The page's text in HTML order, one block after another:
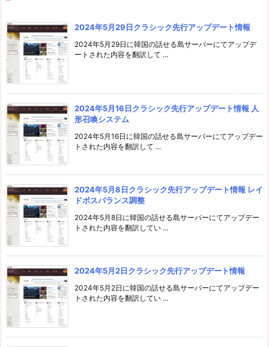
2024年5月29日クラシック先行アップデート情報
2024年5月29日に韓国の話せる島サーバーにてアップデ
ートされた内容を翻訳して ...
2024年5月16日クラシック先行アップデート情報 人
形召喚システム
2024年5月16日に韓国の話せる島サーバーにてアップデー
トされた内容を翻訳して ...
2024年5月8日クラシック先行アップデート情報 レイ
ドボスバランス調整
2024年5月8日に韓国の話せる島サーバーにてアップデー
トされた内容を翻訳してい ...
2024年5月2日クラシック先行アップデート情報
2024年5月2日に韓国の話せる島サーバーにてアップデー
トされた内容を翻訳してい ...